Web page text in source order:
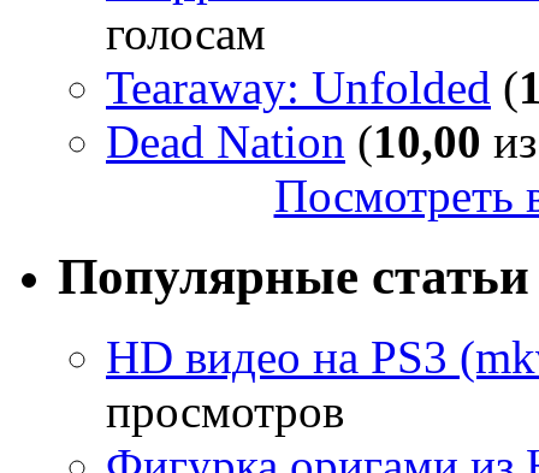
голосам
Tearaway: Unfolded (
Dead Nation (10,00
Посмотреть
Популярные статьи
HD видео на PS3
просмотров